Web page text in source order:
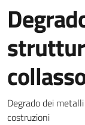
Dettagli
Degrado dei
costruzioni